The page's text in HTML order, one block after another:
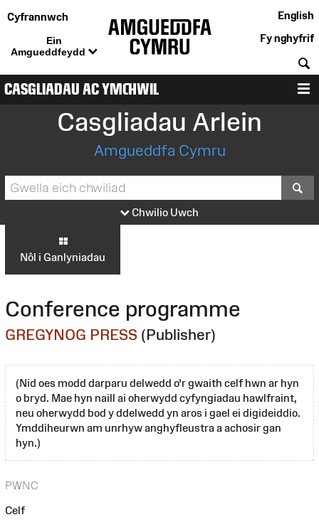
Cyfrannwch
Ein
Amgueddfeydd
English
Fy nghyfrif
CASGLIADAU AC YMCHWIL
Casgliadau Arlein
Amgueddfa Cymru
Chwilio Uwch
Nôl i Ganlyniadau
Conference programme
GREGYNOG PRESS (Publisher)
(Nid oes modd darparu delwedd o'r gwaith celf hwn ar hyn
o bryd. Mae hyn naill ai oherwydd cyfyngiadau hawlfraint,
neu oherwydd bod y ddelwedd yn aros i gael ei digideiddio.
Ymddiheurwn am unrhyw anghyfleustra a achosir gan
hyn.)
PWNC
Celf